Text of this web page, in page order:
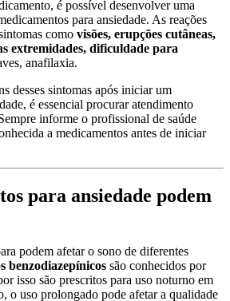
é possível desenvolver uma
para ansiedade. As reações
como visões, erupções cutâneas,
extremidades, dificuldade para
anafilaxia.
desses sintomas após iniciar um
é essencial procurar atendimento
informe o profissional de saúde
a medicamentos antes de iniciar
para ansiedade podem
podem afetar o sono de diferentes
benzodiazepínicos são conhecidos por
isso são prescritos para uso noturno em
o uso prolongado pode afetar a qualidade